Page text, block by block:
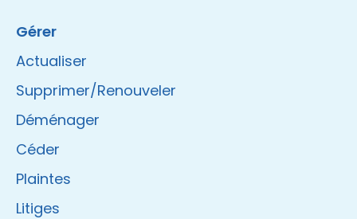
Gérer
Actualiser
Supprimer/Renouveler
Déménager
Céder
Plaintes
Litiges